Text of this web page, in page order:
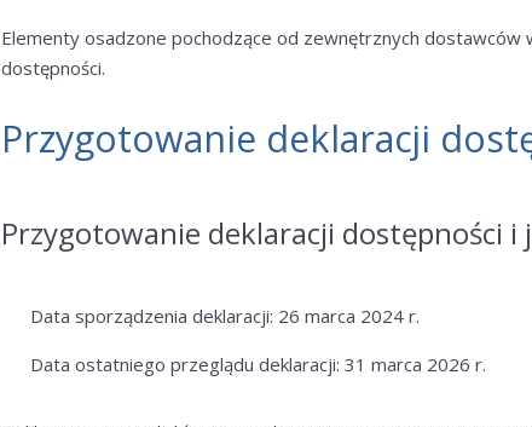
Elementy osadzone pochodzące od zewnętrznych dostawców
dostępności.
Przygotowanie deklaracji
Przygotowanie deklaracji dostępności i
Data sporządzenia deklaracji: 26 marca 2024 r.
Data ostatniego przeglądu deklaracji: 31 marca 2026 r.